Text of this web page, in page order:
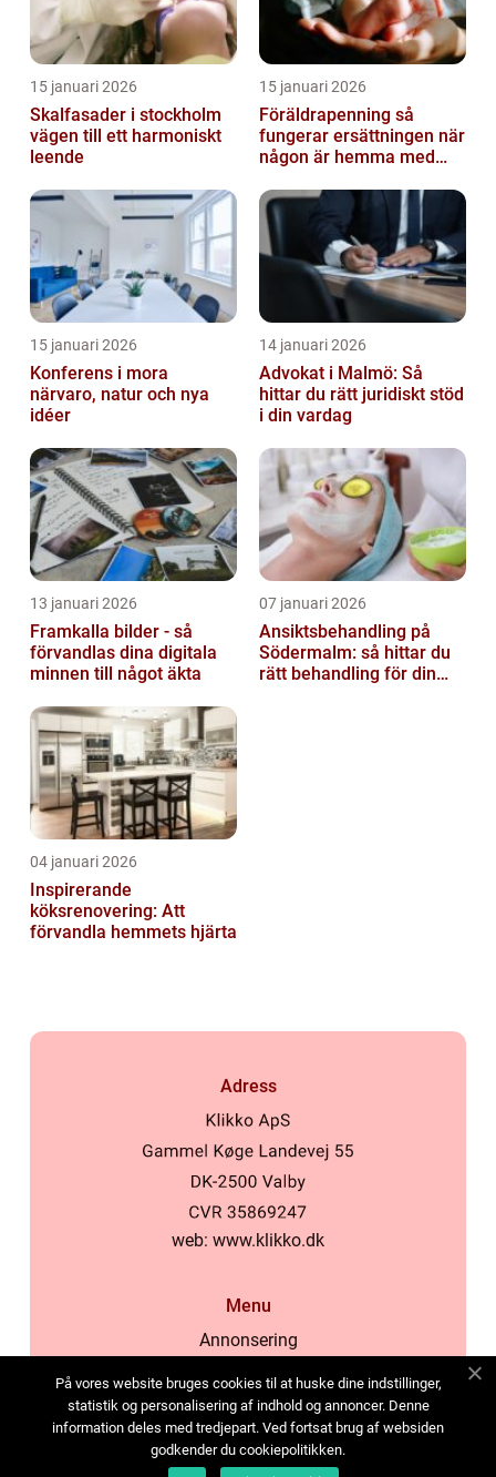
15 januari 2026
Skalfasader i stockholm
vägen till ett harmoniskt
leende
15 januari 2026
Föräldrapenning så
fungerar ersättningen när
någon är hemma med
15 januari 2026
Konferens i mora
närvaro, natur och nya
idéer
14 januari 2026
Advokat i Malmö: Så
hittar du rätt juridiskt stöd
i din vardag
13 januari 2026
Framkalla bilder - så
förvandlas dina digitala
minnen till något äkta
07 januari 2026
Ansiktsbehandling på
Södermalm: så hittar du
rätt behandling för din
04 januari 2026
Inspirerande
köksrenovering: Att
förvandla hemmets hjärta
Adress
web: www.klikko.dk
Menu
Annonsering
Cookies
Kontakta oss
Sitemap
På vores website bruges cookies til at huske dine indstillinger,
statistik og personalisering af indhold og annoncer. Denne
information deles med tredjepart. Ved fortsat brug af websiden
godkender du cookiepolitikken.